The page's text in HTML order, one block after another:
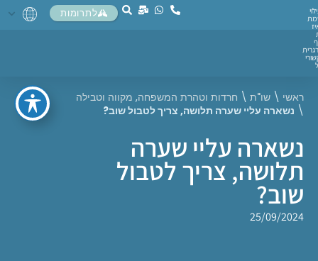
לתרומות
ראשי \ שו"ת \ חרדות וטהרת המשפחה, מקווה וטבילה
\ נשארה עליי שערה תלושה, צריך לטבול שוב?
נשארה עליי שערה
תלושה, צריך לטבול
שוב?
25/09/2024